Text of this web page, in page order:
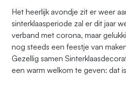
Het heerlijk avondje zit er weer
sinterklaasperiode zal er dit jaar
verband met corona, maar
nog steeds een feestje van
Gezellig samen
een warm welkom te geven: dat